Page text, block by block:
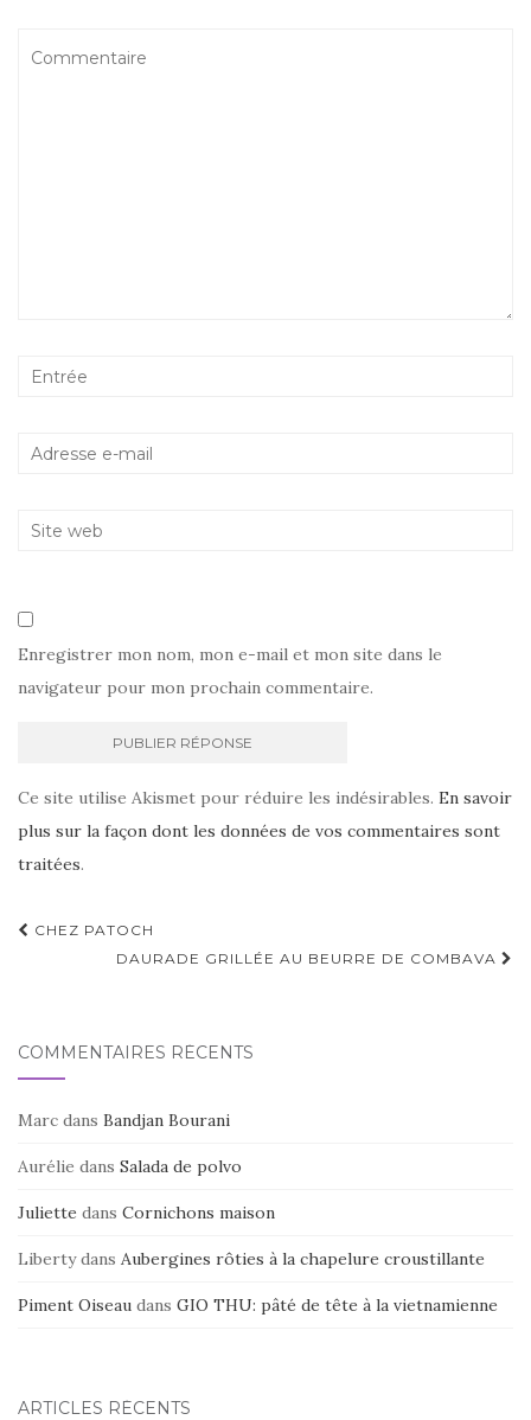
Enregistrer mon nom, mon e-mail et mon site dans le
navigateur pour mon prochain commentaire.
Ce site utilise Akismet pour réduire les indésirables. En savoir
plus sur la façon dont les données de vos commentaires sont
traitées.
Navigation
d'article
CHEZ PATOCH
DAURADE GRILLÉE AU BEURRE DE COMBAVA
COMMENTAIRES RÉCENTS
Marc dans Bandjan Bourani
Aurélie dans Salada de polvo
Juliette dans Cornichons maison
Libertydans Aubergines rôties à la chapelure croustillante
Piment Oiseau dans GIO THU: pâté de tête à la vietnamienne
ARTICLES RÉCENTS